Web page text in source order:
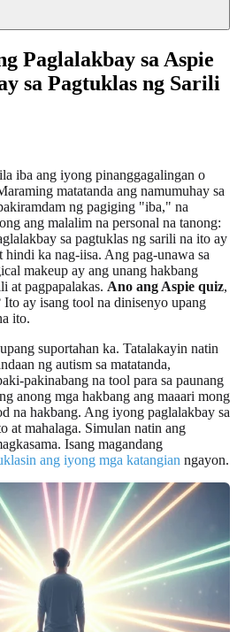
Paglalakbay sa Aspie
sa Pagtuklas ng Sarili
iba ang iyong pinanggagalingan o
matatanda ang namumuhay sa
ng pagiging "iba," na
ang malalim na personal na tanong:
sa pagtuklas ng sarili na ito ay
ka nag-iisa. Ang pag-unawa sa
makeup ay ang unang hakbang
at pagpapalakas. Ano ang Aspie quiz,
ay isang tool na dinisenyo upang
ito.
suportahan ka. Tatalakayin natin
ng autism sa matatanda,
pakinabang na tool para sa paunang
anong mga hakbang ang maaari mong
na hakbang. Ang iyong paglalakbay sa
at mahalaga. Simulan natin ang
Isang magandang
ang iyong mga katangian ngayon.